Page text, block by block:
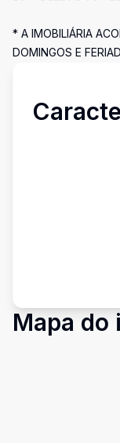
* A IMOBILIÁRIA
DOMINGOS E
Mapa do